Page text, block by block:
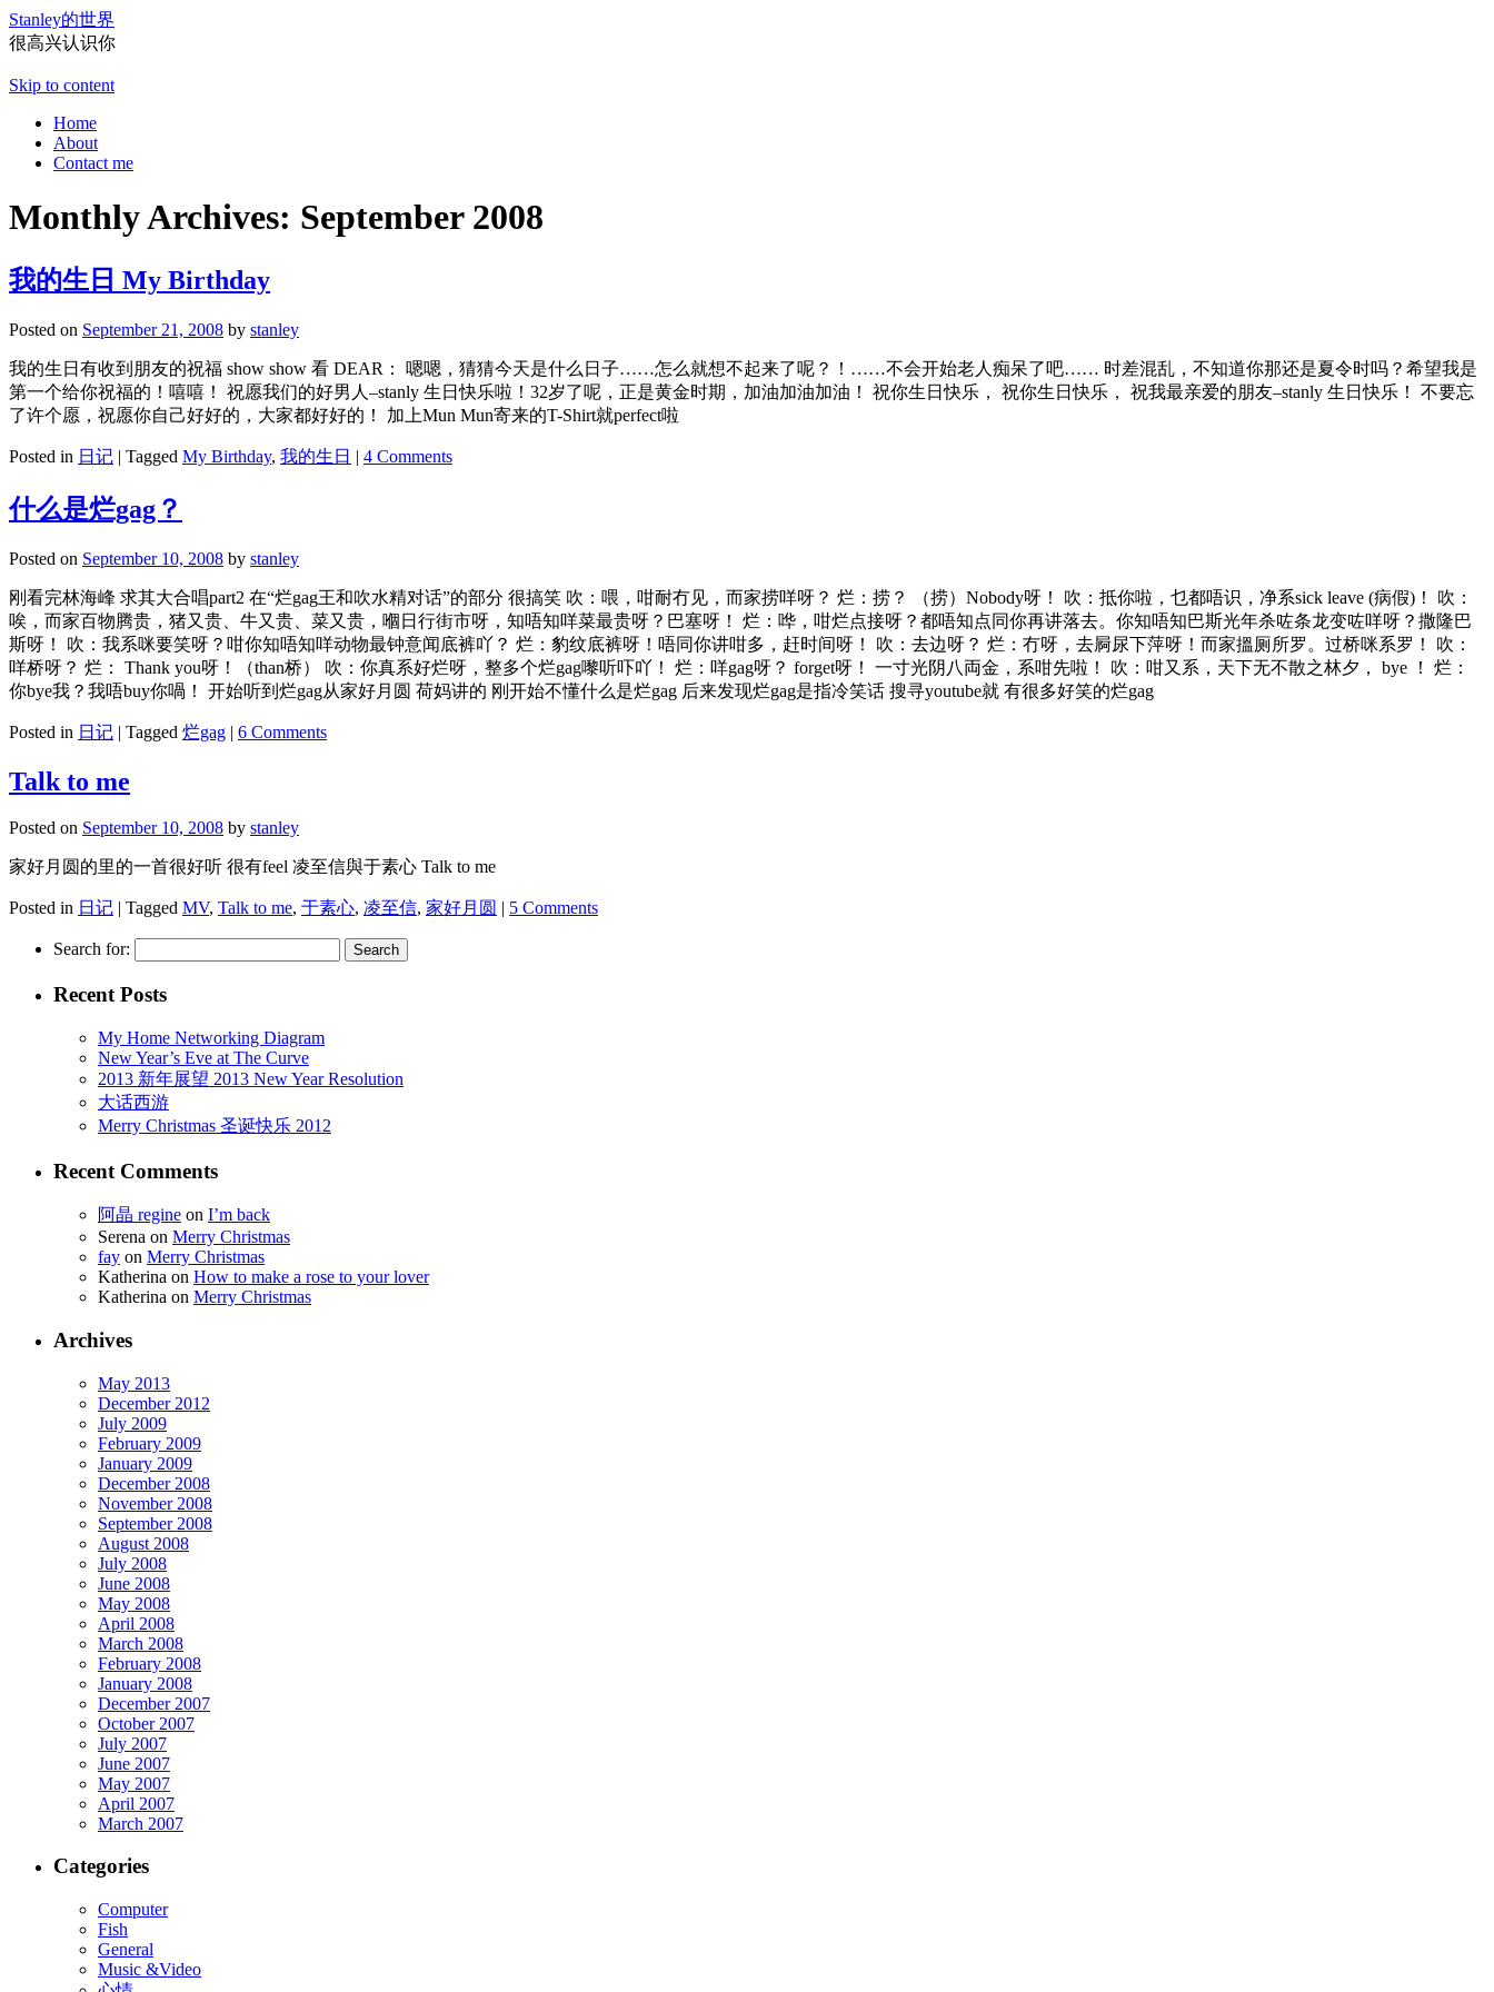
Stanley的世界
很高兴认识你
Skip to content
Home
About
Contact me
Monthly Archives: September 2008
我的生日 My Birthday
Posted on September 21, 2008 by stanley
我的生日有收到朋友的祝福 show show 看 DEAR： 嗯嗯，猜猜今天是什么日子……怎么就想不起来了呢？！……不会开始老人痴呆了吧…… 时差混乱，不知道你那还是夏令时吗？希望我是
第一个给你祝福的！嘻嘻！ 祝愿我们的好男人–stanly 生日快乐啦！32岁了呢，正是黄金时期，加油加油加油！ 祝你生日快乐， 祝你生日快乐， 祝我最亲爱的朋友–stanly 生日快乐！ 不要忘
了许个愿，祝愿你自己好好的，大家都好好的！ 加上Mun Mun寄来的T-Shirt就perfect啦
Posted in 日记 | Tagged My Birthday, 我的生日 | 4 Comments
什么是烂gag？
Posted on September 10, 2008 by stanley
刚看完林海峰 求其大合唱part2 在“烂gag王和吹水精对话”的部分 很搞笑 吹：喂，咁耐冇见，而家捞咩呀？ 烂：捞？ （捞）Nobody呀！ 吹：抵你啦，乜都唔识，净系sick leave (病假)！ 吹：
唉，而家百物腾贵，猪又贵、牛又贵、菜又贵，嗰日行街市呀，知唔知咩菜最贵呀？巴塞呀！ 烂：哗，咁烂点接呀？都唔知点同你再讲落去。你知唔知巴斯光年杀咗条龙变咗咩呀？撒隆巴
斯呀！ 吹：我系咪要笑呀？咁你知唔知咩动物最钟意闻底裤吖？ 烂：豹纹底裤呀！唔同你讲咁多，赶时间呀！ 吹：去边呀？ 烂：冇呀，去屙尿下萍呀！而家搵厕所罗。过桥咪系罗！ 吹：
咩桥呀？ 烂： Thank you呀！（than桥） 吹：你真系好烂呀，整多个烂gag嚟听吓吖！ 烂：咩gag呀？ forget呀！ 一寸光阴八両金，系咁先啦！ 吹：咁又系，天下无不散之林夕， bye ！ 烂：
你bye我？我唔buy你喎！ 开始听到烂gag从家好月圆 荷妈讲的 刚开始不懂什么是烂gag 后来发现烂gag是指冷笑话 搜寻youtube就 有很多好笑的烂gag
Posted in 日记 | Tagged 烂gag | 6 Comments
Talk to me
Posted on September 10, 2008 by stanley
家好月圆的里的一首很好听 很有feel 凌至信與于素心 Talk to me
Posted in 日记 | Tagged MV, Talk to me, 于素心, 凌至信, 家好月圆 | 5 Comments
Search for:
Recent Posts
My Home Networking Diagram
New Year’s Eve at The Curve
2013 新年展望 2013 New Year Resolution
大话西游
Merry Christmas 圣诞快乐 2012
Recent Comments
阿晶 regine on I’m back
Serena on Merry Christmas
fay on Merry Christmas
Katherina on How to make a rose to your lover
Katherina on Merry Christmas
Archives
May 2013
December 2012
July 2009
February 2009
January 2009
December 2008
November 2008
September 2008
August 2008
July 2008
June 2008
May 2008
April 2008
March 2008
February 2008
January 2008
December 2007
October 2007
July 2007
June 2007
May 2007
April 2007
March 2007
Categories
Computer
Fish
General
Music &Video